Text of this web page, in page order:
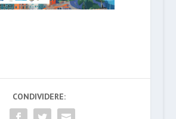
CONDIVIDERE: